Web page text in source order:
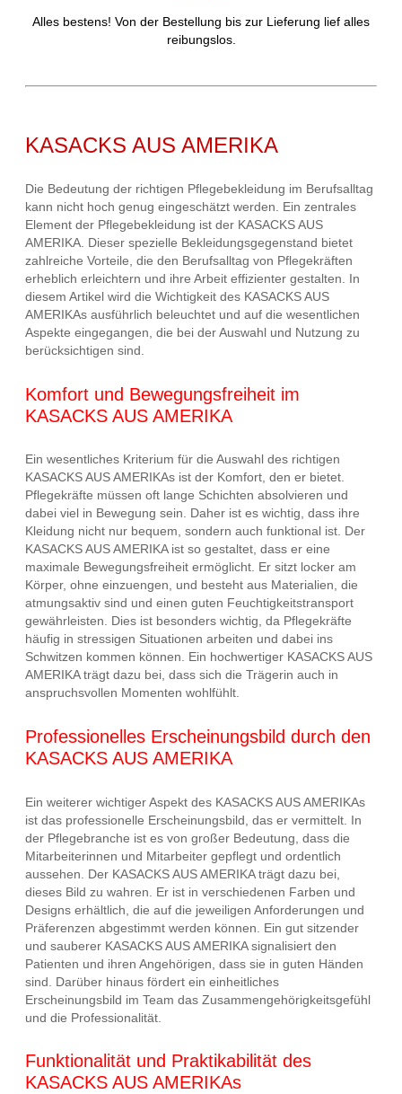
Alles bestens! Von der Bestellung bis zur Lieferung lief alles
reibungslos.
KASACKS AUS AMERIKA
Die Bedeutung der richtigen Pflegebekleidung im Berufsalltag
kann nicht hoch genug eingeschätzt werden. Ein zentrales
Element der Pflegebekleidung ist der KASACKS AUS
AMERIKA. Dieser spezielle Bekleidungsgegenstand bietet
zahlreiche Vorteile, die den Berufsalltag von Pflegekräften
erheblich erleichtern und ihre Arbeit effizienter gestalten. In
diesem Artikel wird die Wichtigkeit des KASACKS AUS
AMERIKAs ausführlich beleuchtet und auf die wesentlichen
Aspekte eingegangen, die bei der Auswahl und Nutzung zu
berücksichtigen sind.
Komfort und Bewegungsfreiheit im
KASACKS AUS AMERIKA
Ein wesentliches Kriterium für die Auswahl des richtigen
KASACKS AUS AMERIKAs ist der Komfort, den er bietet.
Pflegekräfte müssen oft lange Schichten absolvieren und
dabei viel in Bewegung sein. Daher ist es wichtig, dass ihre
Kleidung nicht nur bequem, sondern auch funktional ist. Der
KASACKS AUS AMERIKA ist so gestaltet, dass er eine
maximale Bewegungsfreiheit ermöglicht. Er sitzt locker am
Körper, ohne einzuengen, und besteht aus Materialien, die
atmungsaktiv sind und einen guten Feuchtigkeitstransport
gewährleisten. Dies ist besonders wichtig, da Pflegekräfte
häufig in stressigen Situationen arbeiten und dabei ins
Schwitzen kommen können. Ein hochwertiger KASACKS AUS
AMERIKA trägt dazu bei, dass sich die Trägerin auch in
anspruchsvollen Momenten wohlfühlt.
Professionelles Erscheinungsbild durch den
KASACKS AUS AMERIKA
Ein weiterer wichtiger Aspekt des KASACKS AUS AMERIKAs
ist das professionelle Erscheinungsbild, das er vermittelt. In
der Pflegebranche ist es von großer Bedeutung, dass die
Mitarbeiterinnen und Mitarbeiter gepflegt und ordentlich
aussehen. Der KASACKS AUS AMERIKA trägt dazu bei,
dieses Bild zu wahren. Er ist in verschiedenen Farben und
Designs erhältlich, die auf die jeweiligen Anforderungen und
Präferenzen abgestimmt werden können. Ein gut sitzender
und sauberer KASACKS AUS AMERIKA signalisiert den
Patienten und ihren Angehörigen, dass sie in guten Händen
sind. Darüber hinaus fördert ein einheitliches
Erscheinungsbild im Team das Zusammengehörigkeitsgefühl
und die Professionalität.
Funktionalität und Praktikabilität des
KASACKS AUS AMERIKAs